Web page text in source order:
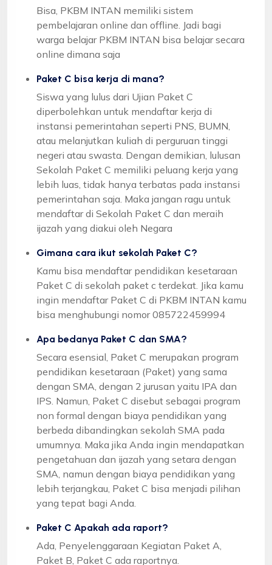
Bisa, PKBM INTAN memiliki sistem
pembelajaran online dan offline. Jadi bagi
warga belajar PKBM INTAN bisa belajar secara
online dimana saja
Paket C bisa kerja di mana?
Siswa yang lulus dari Ujian Paket C
diperbolehkan untuk mendaftar kerja di
instansi pemerintahan seperti PNS, BUMN,
atau melanjutkan kuliah di perguruan tinggi
negeri atau swasta. Dengan demikian, lulusan
Sekolah Paket C memiliki peluang kerja yang
lebih luas, tidak hanya terbatas pada instansi
pemerintahan saja. Maka jangan ragu untuk
mendaftar di Sekolah Paket C dan meraih
ijazah yang diakui oleh Negara
Gimana cara ikut sekolah Paket C?
Kamu bisa mendaftar pendidikan kesetaraan
Paket C di sekolah paket c terdekat. Jika kamu
ingin mendaftar Paket C di PKBM INTAN kamu
bisa menghubungi nomor 085722459994
Apa bedanya Paket C dan SMA?
Secara esensial, Paket C merupakan program
pendidikan kesetaraan (Paket) yang sama
dengan SMA, dengan 2 jurusan yaitu IPA dan
IPS. Namun, Paket C disebut sebagai program
non formal dengan biaya pendidikan yang
berbeda dibandingkan sekolah SMA pada
umumnya. Maka jika Anda ingin mendapatkan
pengetahuan dan ijazah yang setara dengan
SMA, namun dengan biaya pendidikan yang
lebih terjangkau, Paket C bisa menjadi pilihan
yang tepat bagi Anda.
Paket C Apakah ada raport?
Ada, Penyelenggaraan Kegiatan Paket A,
Paket B, Paket C ada raportnya.